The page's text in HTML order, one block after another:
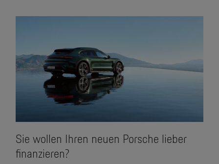
Sie wollen Ihren neuen Porsche lieber
finanzieren?